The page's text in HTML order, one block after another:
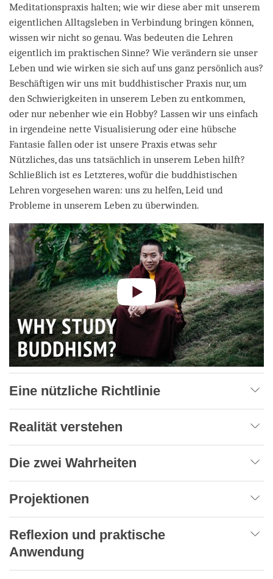
Meditationspraxis halten; wie wir diese aber mit unserem
eigentlichen Alltagsleben in Verbindung bringen können,
wissen wir nicht so genau. Was bedeuten die Lehren
eigentlich im praktischen Sinne? Wie verändern sie unser
Leben und wie wirken sie sich auf uns ganz persönlich aus?
Beschäftigen wir uns mit buddhistischer Praxis nur, um
den Schwierigkeiten in unserem Leben zu entkommen,
oder nur nebenher wie ein Hobby? Lassen wir uns einfach
in irgendeine nette Visualisierung oder eine hübsche
Fantasie fallen oder ist unsere Praxis etwas sehr
Nützliches, das uns tatsächlich in unserem Leben hilft?
Schließlich ist es Letzteres, wofür die buddhistischen
Lehren vorgesehen waren: uns zu helfen, Leid und
Probleme in unserem Leben zu überwinden.
Eine nützliche Richtlinie
Realität verstehen
Die zwei Wahrheiten
Projektionen
Reflexion und praktische
Anwendung